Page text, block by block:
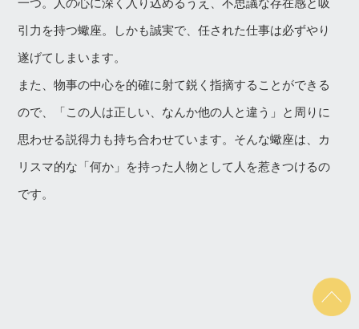
一つ。人の心に深く入り込めるうえ、不思議な存在感と吸
引力を持つ蠍座。しかも誠実で、任された仕事は必ずやり
遂げてしまいます。
また、物事の中心を的確に射て鋭く指摘することができる
ので、「この人は正しい、なんか他の人と違う」と周りに
思わせる説得力も持ち合わせています。そんな蠍座は、カ
リスマ的な「何か」を持った人物として人を惹きつけるの
です。